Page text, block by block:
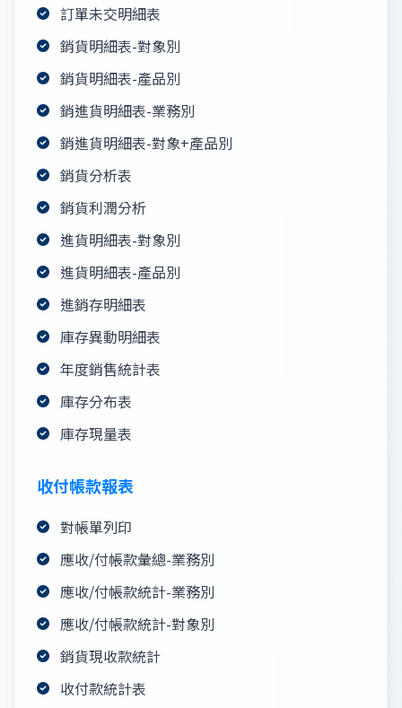
訂單未交明細表
銷貨明細表-對象別
銷貨明細表-產品別
銷進貨明細表-業務別
銷進貨明細表-對象+產品別
銷貨分析表
銷貨利潤分析
進貨明細表-對象別
進貨明細表-產品別
進銷存明細表
庫存異動明細表
年度銷售統計表
庫存分布表
庫存現量表
收付帳款報表
對帳單列印
應收/付帳款彙總-業務別
應收/付帳款統計-業務別
應收/付帳款統計-對象別
銷貨現收款統計
收付款統計表